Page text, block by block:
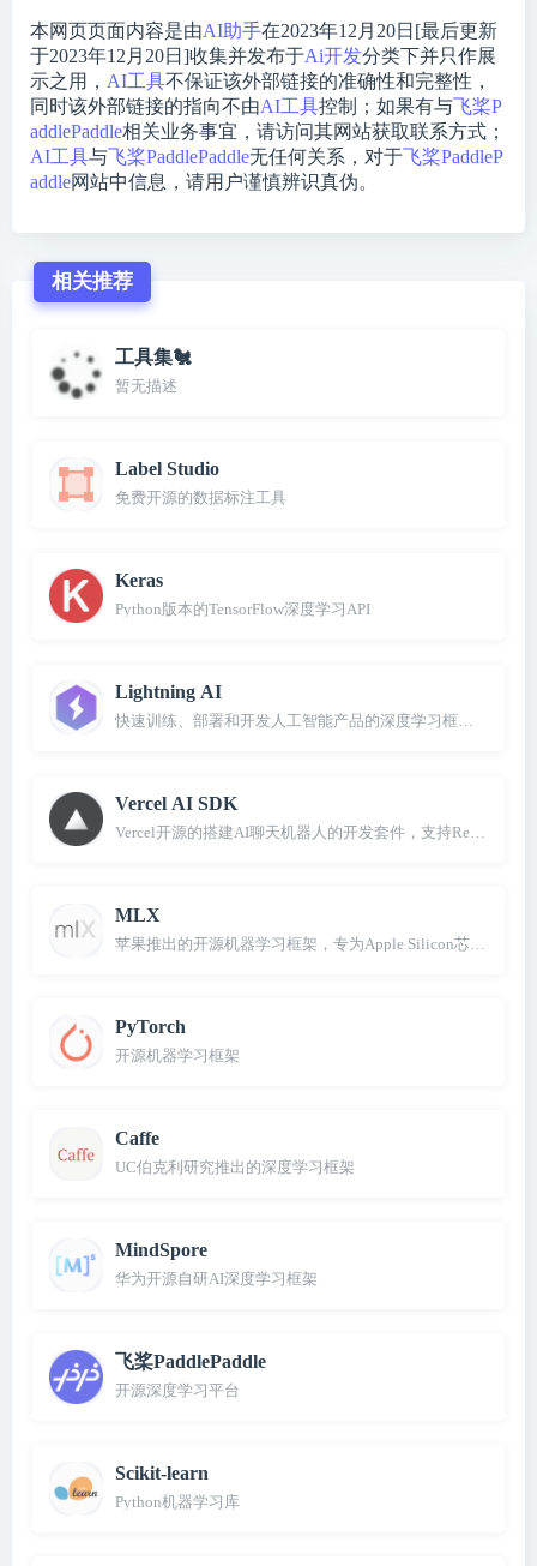
本网页页面内容是由AI助手在2023年12月20日[最后更新
于2023年12月20日]收集并发布于Ai开发分类下并只作展
示之用， AI工具不保证该外部链接的准确性和完整性，
同时该外部链接的指向不由AI工具控制；如果有与飞桨P
addlePaddle相关业务事宜，请访问其网站获取联系方式；
AI工具与飞桨PaddlePaddle无任何关系，对于飞桨PaddleP
addle网站中信息，请用户谨慎辨识真伪。
相关推荐
工具集🐔
暂无描述
Label Studio
免费开源的数据标注工具
Keras
Python版本的TensorFlow深度学习API
Lightning AI
快速训练、部署和开发人工智能产品的深度学习框架，由
Vercel AI SDK
Vercel开源的搭建AI聊天机器人的开发套件，支持React/
MLX
苹果推出的开源机器学习框架，专为Apple Silicon芯片设计
PyTorch
开源机器学习框架
Caffe
UC伯克利研究推出的深度学习框架
MindSpore
华为开源自研AI深度学习框架
飞桨PaddlePaddle
开源深度学习平台
Scikit-learn
Python机器学习库